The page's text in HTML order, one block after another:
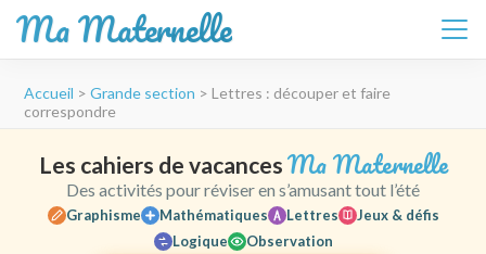
Ma Maternelle
contenu
Entrée)
Accueil > Grande section > Lettres : découper et faire
correspondre
Les cahiers de vacances Ma Maternelle
Des activités pour réviser en s’amusant tout l’été
Graphisme Mathématiques Lettres
Jeux & défis
Logique
Observation